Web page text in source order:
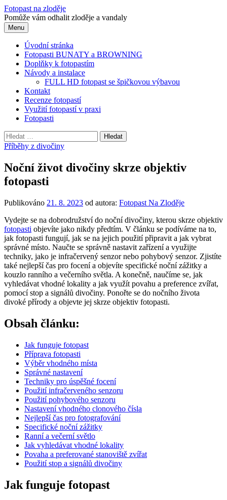
Přejít
k
obsahu
webu
Fotopast na zloděje
Pomůže vám odhalit zloděje a vandaly
Menu
Úvodní stránka
Fotopasti BUNATY a BROWNING
Doplňky k fotopastím
Návody a instalace
FULL HD fotopast se špičkovou výbavou
Kontakt
Recenze fotopastí
Využití fotopastí v praxi
Fotopasti
Vyhledávání
Příběhy z divočiny
Noční život divočiny skrze objektiv
fotopasti
Publikováno 21. 8. 2023 od autora: Fotopast Na Zloděje
Vydejte se na dobrodružství do noční divočiny, kterou skrze objektiv
fotopasti objevíte jako nikdy předtím. V článku se podíváme na to,
jak fotopasti fungují, jak se na jejich použití připravit a jak vybrat
správné místo. Naučte se správně nastavit zařízení a využijte
techniky, jako je infračervený senzor nebo pohybový senzor. Zjistíte
také nejlepší čas pro focení a objevíte specifické noční zážitky a
kouzlo ranního a večerního světla. A konečně, naučíme se, jak
vyhledávat vhodné lokality a jak využít povahu a preference zvířat,
pomocí stop a signálů divočiny. Ponořte se do nočního života
divoké přírody a objevte jej skrze objektiv fotopasti.
Obsah článku:
Jak funguje fotopast
Příprava fotopasti
Výběr vhodného místa
Správné nastavení
Techniky pro úspěšné focení
Použití infračerveného senzoru
Použití pohybového senzoru
Nastavení vhodného clonového čísla
Nejlepší čas pro fotografování
Specifické noční zážitky
Ranní a večerní světlo
Jak vyhledávat vhodné lokality
Povaha a preferované stanoviště zvířat
Použití stop a signálů divočiny
Jak funguje fotopast